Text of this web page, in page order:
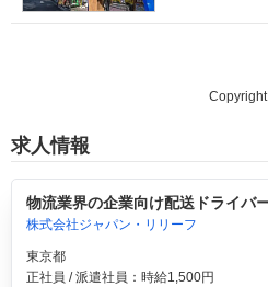
求人情報
物流業界の企業向け配送ドライバ
株式会社ジャパン・リリーフ
東京都
正社員 / 派遣社員：時給1,500円